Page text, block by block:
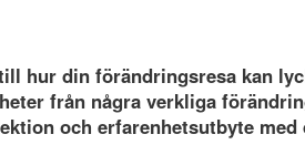
hur din förändringsresa kan
från några verkliga
och erfarenhetsutbyte med